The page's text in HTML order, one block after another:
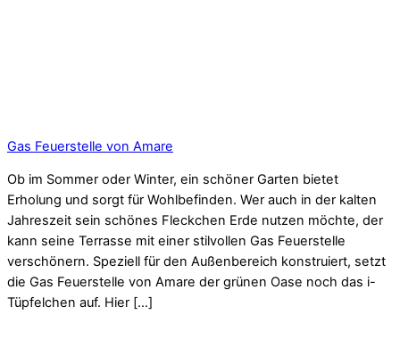
Gas Feuerstelle von Amare
Ob im Sommer oder Winter, ein schöner Garten bietet
Erholung und sorgt für Wohlbefinden. Wer auch in der kalten
Jahreszeit sein schönes Fleckchen Erde nutzen möchte, der
kann seine Terrasse mit einer stilvollen Gas Feuerstelle
verschönern. Speziell für den Außenbereich konstruiert, setzt
die Gas Feuerstelle von Amare der grünen Oase noch das i-
Tüpfelchen auf. Hier […]